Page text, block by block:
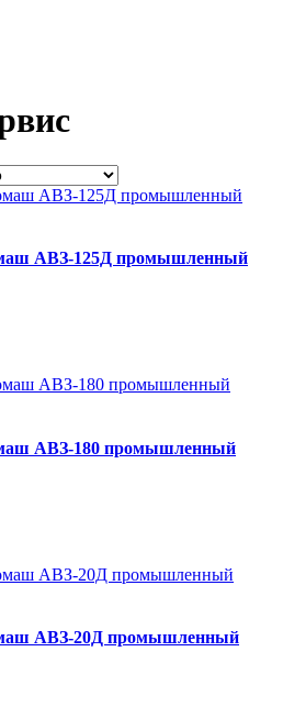
АВЗ-125Д промышленный
АВЗ-180 промышленный
АВЗ-20Д промышленный